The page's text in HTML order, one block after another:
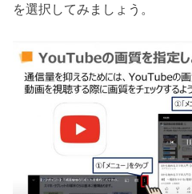
を選択してみましょう。